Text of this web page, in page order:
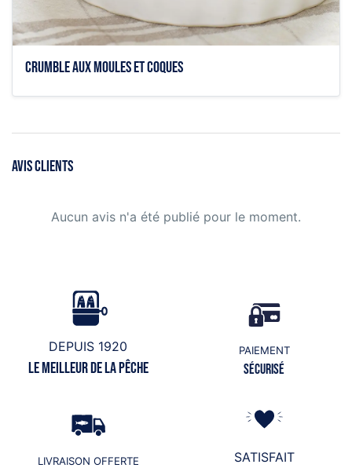
Crumble aux moules et coques
AVIS CLIENTS
Aucun avis n'a été publié pour le moment.
DEPUIS 1920
Le meilleur de la pêche
PAIEMENT
Sécurisé
LIVRAISON OFFERTE SATISFAIT